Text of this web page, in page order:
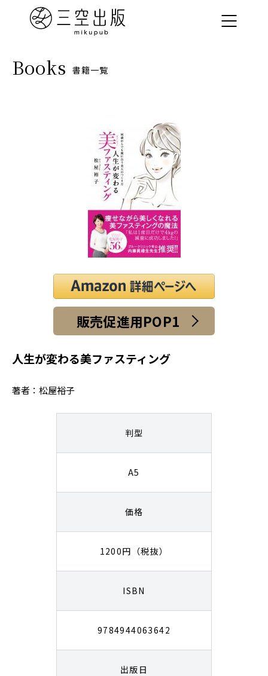
Books 書籍一覧
販売促進用POP1
人生が変わる美ファスティング
著者：松屋裕子
判型
A5
価格
1200円（税抜）
ISBN
9784944063642
出版日